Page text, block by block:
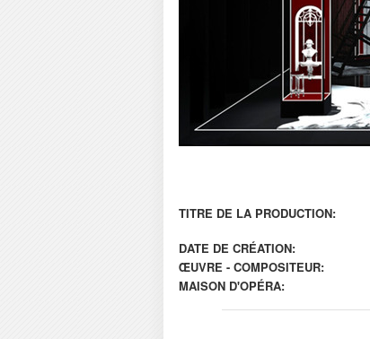
TITRE DE LA PRODUCTION:
DATE DE CRÉATION:
ŒUVRE - COMPOSITEUR:
MAISON D'OPÉRA: